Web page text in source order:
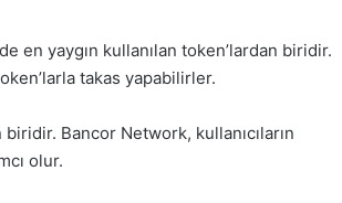
en yaygın kullanılan token’lardan biridir.
takas yapabilirler.
Bancor Network, kullanıcıların
olur.